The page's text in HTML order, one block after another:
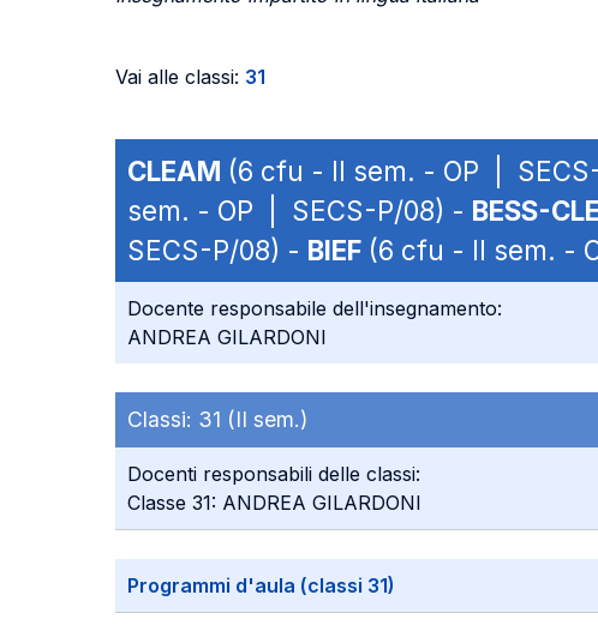
Vai alle classi: 31
CLEAM (6 cfu - II sem. - OP |
sem. - OP | SECS-P/08) - BESS-
SECS-P/08) - BIEF (6 cfu - II sem. -
Docente responsabile dell'insegnamento:
ANDREA GILARDONI
Classi: 31 (II sem.)
Docenti responsabili delle classi:
Classe 31: ANDREA GILARDONI
Programmi d'aula (classi 31)